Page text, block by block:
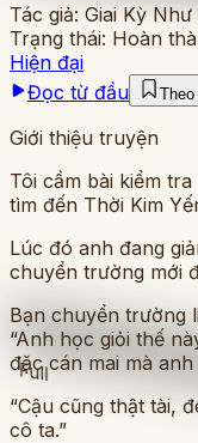
Full
Tác giả: Giai Kỳ Như
Trạng thái: Hoàn
Hiện đại
Đọc từ đầu
Theo
Giới thiệu truyện
Tôi cầm bài kiểm
tìm đến Thời Kim
Lúc đó anh đang
chuyển trường mới
Bạn chuyển trường
“Anh học giỏi thế
đặc cán mai mà
“Cậu cũng thật tài,
cô ta.”